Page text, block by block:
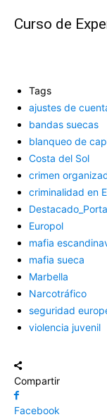
Curso de
Tags
ajustes de
bandas suecas
blanqueo de
Costa del Sol
crimen
criminalidad en
Europol
mafia
mafia sueca
Marbella
Narcotráfico
seguridad
violencia juvenil
Compartir
Facebook